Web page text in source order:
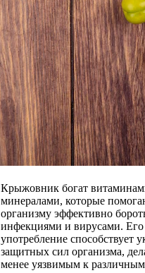
Крыжовник богат
минералами, которые
организму эффективно
инфекциями и вирусами. Его
употребление способствует
защитных сил организма,
менее уязвимым к